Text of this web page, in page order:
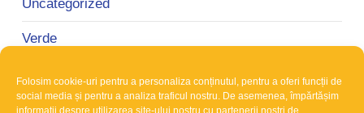
Folosim cookie-uri pentru a personaliza conținutul, pentru a oferi funcții de
social media și pentru a analiza traficul nostru. De asemenea, împărtășim
informații despre utilizarea site-ului nostru cu partenerii noștri de
Uncategorized
Verde
Urmărește-ne pe Facebook: